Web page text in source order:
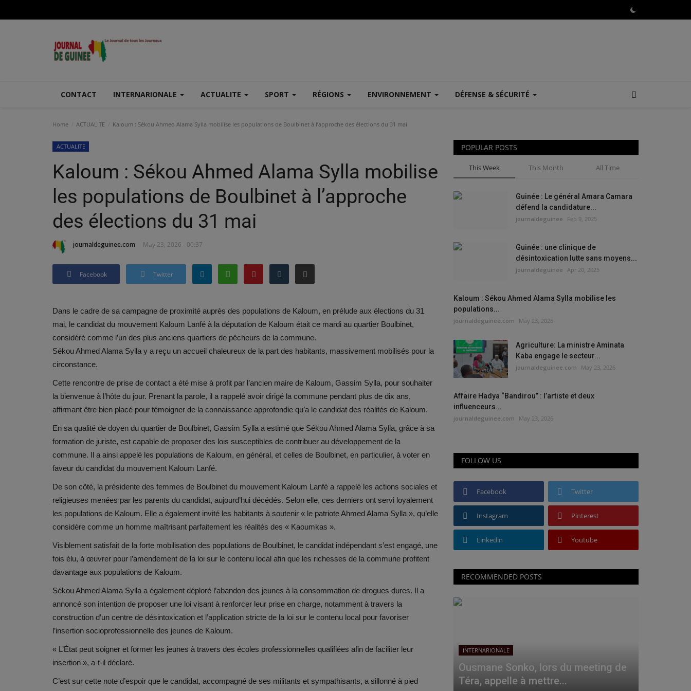
CONTACT INTERNARIONALE ACTUALITE SPORT RÉGIONS ENVIRONNEMENT DÉFENSE & SÉCURITÉ
Home ACTUALITE Kaloum : Sékou Ahmed Alama Sylla mobilise les populations de Boulbinet à l’approche des élections du 31 mai
ACTUALITE
Kaloum : Sékou Ahmed Alama Sylla mobilise
les populations de Boulbinet à l’approche
des élections du 31 mai
journaldeguinee.com May 23, 2026 - 00:37
Facebook Twitter
Dans le cadre de sa campagne de proximité auprès des populations de Kaloum, en prélude aux élections du 31
mai, le candidat du mouvement Kaloum Lanfé à la députation de Kaloum était ce mardi au quartier Boulbinet,
considéré comme l’un des plus anciens quartiers de pêcheurs de la commune.
Sékou Ahmed Alama Sylla y a reçu un accueil chaleureux de la part des habitants, massivement mobilisés pour la
circonstance.
Cette rencontre de prise de contact a été mise à profit par l’ancien maire de Kaloum, Gassim Sylla, pour souhaiter
la bienvenue à l’hôte du jour. Prenant la parole, il a rappelé avoir dirigé la commune pendant plus de dix ans,
affirmant être bien placé pour témoigner de la connaissance approfondie qu’a le candidat des réalités de Kaloum.
En sa qualité de doyen du quartier de Boulbinet, Gassim Sylla a estimé que Sékou Ahmed Alama Sylla, grâce à sa
formation de juriste, est capable de proposer des lois susceptibles de contribuer au développement de la
commune. Il a ainsi appelé les populations de Kaloum, en général, et celles de Boulbinet, en particulier, à voter en
faveur du candidat du mouvement Kaloum Lanfé.
De son côté, la présidente des femmes de Boulbinet du mouvement Kaloum Lanfé a rappelé les actions sociales et
religieuses menées par les parents du candidat, aujourd’hui décédés. Selon elle, ces derniers ont servi loyalement
les populations de Kaloum. Elle a également invité les habitants à soutenir « le patriote Ahmed Alama Sylla », qu’elle
considère comme un homme maîtrisant parfaitement les réalités des « Kaoumkas ».
Visiblement satisfait de la forte mobilisation des populations de Boulbinet, le candidat indépendant s’est engagé, une
fois élu, à œuvrer pour l’amendement de la loi sur le contenu local afin que les richesses de la commune profitent
davantage aux populations de Kaloum.
Sékou Ahmed Alama Sylla a également déploré l’abandon des jeunes à la consommation de drogues dures. Il a
annoncé son intention de proposer une loi visant à renforcer leur prise en charge, notamment à travers la
construction d’un centre de désintoxication et l’application stricte de la loi sur le contenu local pour favoriser
l’insertion socioprofessionnelle des jeunes de Kaloum.
« L’État peut soigner et former les jeunes à travers des écoles professionnelles qualifiées afin de faciliter leur
insertion », a-t-il déclaré.
C’est sur cette note d’espoir que le candidat, accompagné de ses militants et sympathisants, a sillonné à pied
POPULAR POSTS
This Week This Month All Time
Guinée : Le général Amara Camara
défend la candidature...
journaldeguinee Feb 9, 2025
Guinée : une clinique de
désintoxication lutte sans moyens...
journaldeguinee Apr 20, 2025
Kaloum : Sékou Ahmed Alama Sylla mobilise les
populations...
journaldeguinee.com May 23, 2026
Agriculture: La ministre Aminata
Kaba engage le secteur...
journaldeguinee.com May 23, 2026
Affaire Hadya “Bandirou” : l’artiste et deux
influenceurs...
journaldeguinee.com May 23, 2026
FOLLOW US
Facebook Twitter
Instagram Pinterest
Linkedin Youtube
RECOMMENDED POSTS
INTERNARIONALE
Ousmane Sonko, lors du meeting de
Téra, appelle à mettre...